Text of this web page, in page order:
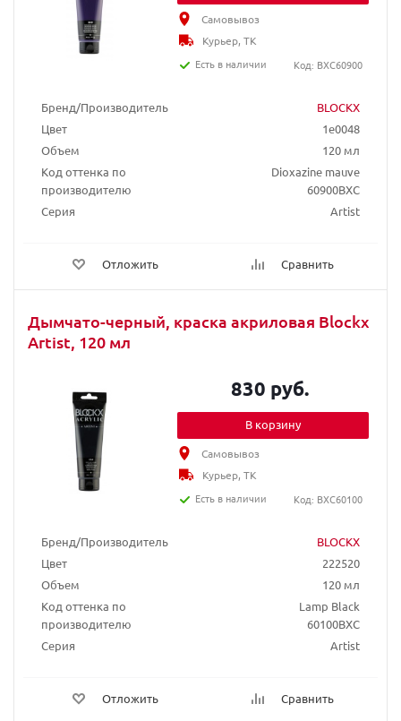
Бренд/Производитель
BLOCKX
Цвет
1e0048
Объем
120 мл
Код оттенка по
производителю
Dioxazine mauve
60900BXC
Серия
Artist
Отложить Сравнить
Самовывоз
Курьер, ТК
Есть в наличии
Код: BXC60900
Дымчато-черный, краска акриловая Blockx
Artist, 120 мл
Бренд/Производитель
BLOCKX
Цвет
222520
Объем
120 мл
Код оттенка по
производителю
Lamp Black
60100BXC
Серия
Artist
Отложить Сравнить
830 руб.
В корзину
Самовывоз
Курьер, ТК
Есть в наличии
Код: BXC60100